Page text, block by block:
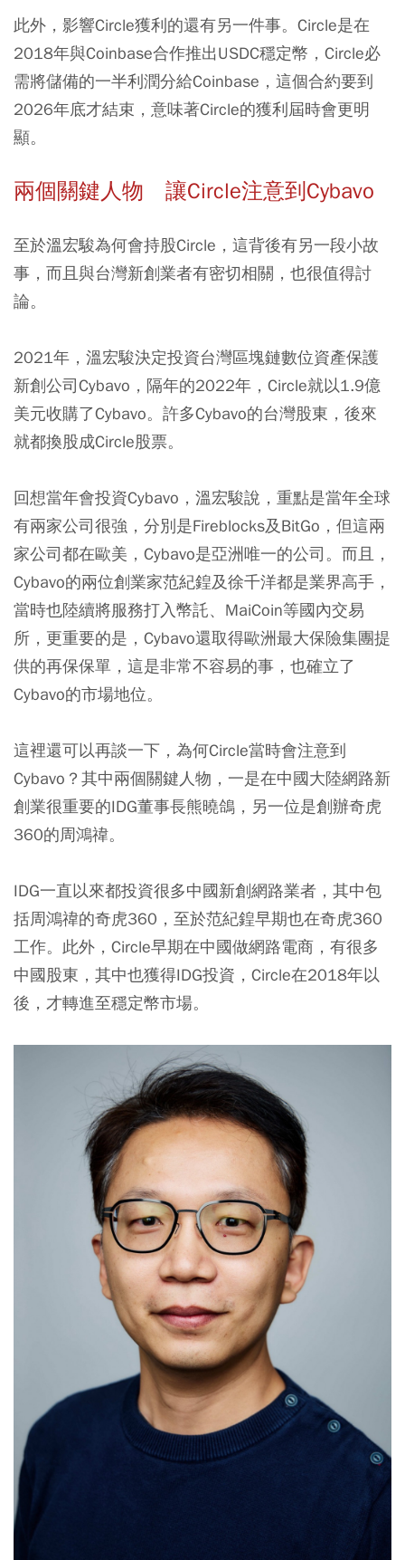
此外，影響Circle獲利的還有另一件事。Circle是在
2018年與Coinbase合作推出USDC穩定幣，Circle必
需將儲備的一半利潤分給Coinbase，這個合約要到
2026年底才結束，意味著Circle的獲利屆時會更明
顯。
兩個關鍵人物 讓Circle注意到Cybavo
至於溫宏駿為何會持股Circle，這背後有另一段小故
事，而且與台灣新創業者有密切相關，也很值得討
論。
2021年，溫宏駿決定投資台灣區塊鏈數位資產保護
新創公司Cybavo，隔年的2022年，Circle就以1.9億
美元收購了Cybavo。許多Cybavo的台灣股東，後來
就都換股成Circle股票。
回想當年會投資Cybavo，溫宏駿說，重點是當年全球
有兩家公司很強，分別是Fireblocks及BitGo，但這兩
家公司都在歐美，Cybavo是亞洲唯一的公司。而且，
Cybavo的兩位創業家范紀鍠及徐千洋都是業界高手，
當時也陸續將服務打入幣託、MaiCoin等國內交易
所，更重要的是，Cybavo還取得歐洲最大保險集團提
供的再保保單，這是非常不容易的事，也確立了
Cybavo的市場地位。
這裡還可以再談一下，為何Circle當時會注意到
Cybavo？其中兩個關鍵人物，一是在中國大陸網路新
創業很重要的IDG董事長熊曉鴿，另一位是創辦奇虎
360的周鴻禕。
IDG一直以來都投資很多中國新創網路業者，其中包
括周鴻禕的奇虎360，至於范紀鍠早期也在奇虎360
工作。此外，Circle早期在中國做網路電商，有很多
中國股東，其中也獲得IDG投資，Circle在2018年以
後，才轉進至穩定幣市場。